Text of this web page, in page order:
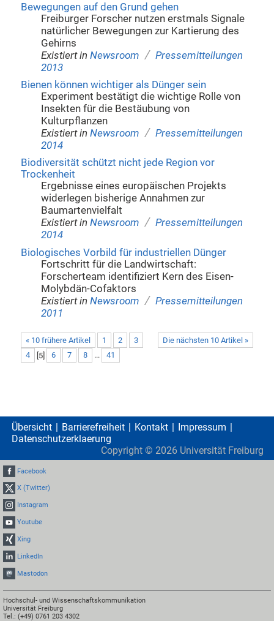
Bewegungen auf den Grund gehen
Freiburger Forscher nutzen erstmals Signale
natürlicher Bewegungen zur Kartierung des
Gehirns
Existiert in Newsroom / Pressemitteilungen
2013
Bienen können wichtiger als Dünger sein
Experiment bestätigt die wichtige Rolle von
Insekten für die Bestäubung von
Kulturpflanzen
Existiert in Newsroom / Pressemitteilungen
2014
Biodiversität schützt nicht jede Region vor
Trockenheit
Ergebnisse eines europäischen Projekts
widerlegen bisherige Annahmen zur
Baumartenvielfalt
Existiert in Newsroom / Pressemitteilungen
2014
Biologisches Vorbild für industriellen Dünger
Fortschritt für die Landwirtschaft:
Forscherteam identifiziert Kern des Eisen-
Molybdän-Cofaktors
Existiert in Newsroom / Pressemitteilungen
2011
« 10 frühere Artikel Die nächsten 10 Artikel »
1 2
3
4
[5] 6 7 8 ... 41
Übersicht Barrierefreiheit Kontakt
Impressum
Datenschutzerklaerung
Copyright © 2026 Universität Freiburg
Facebook
X (Twitter)
Instagram
Youtube
Xing
LinkedIn
Mastodon
Hochschul- und Wissenschaftskommunikation
Universität Freiburg
Tel.: (+49) 0761 203 4302